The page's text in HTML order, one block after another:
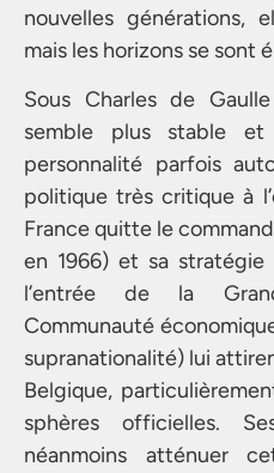
nouvelles générations,
mais les horizons se sont
Sous Charles de
semble plus stable
personnalité parfois
politique très critique à
France quitte le
en 1966) et sa
l’entrée de la
Communauté
supranationalité) lui
Belgique,
sphères officielles.
néanmoins atténuer